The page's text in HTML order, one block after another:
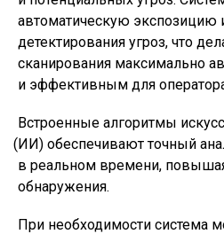
автоматическую
детектирования угроз, что
сканирования максимально
и эффективным для
Встроенные алгоритмы
(ИИ) обеспечивают точный
в реальном времени,
обнаружения.
При необходимости система